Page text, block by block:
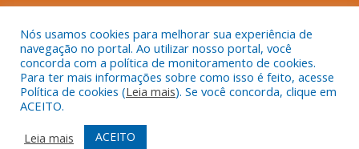
Mapa do Site
Acessar Área Administrativa
Acessar o Webmail
Nós usamos cookies para melhorar sua experiência de
navegação no portal. Ao utilizar nosso portal, você
concorda com a política de monitoramento de cookies.
Para ter mais informações sobre como isso é feito, acesse
Política de cookies (Leia mais). Se você concorda, clique em
ACEITO.
Leia mais
ACEITO